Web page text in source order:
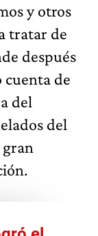
y otros
tratar de
después
cuenta de
del
del